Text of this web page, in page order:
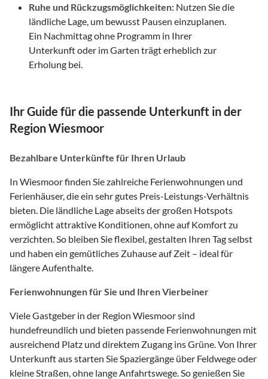
Ruhe und Rückzugsmöglichkeiten: Nutzen Sie die
ländliche Lage, um bewusst Pausen einzuplanen.
Ein Nachmittag ohne Programm in Ihrer
Unterkunft oder im Garten trägt erheblich zur
Erholung bei.
Ihr Guide für die passende Unterkunft in der
Region Wiesmoor
Bezahlbare Unterkünfte für Ihren Urlaub
In Wiesmoor finden Sie zahlreiche Ferienwohnungen und
Ferienhäuser, die ein sehr gutes Preis-Leistungs-Verhältnis
bieten. Die ländliche Lage abseits der großen Hotspots
ermöglicht attraktive Konditionen, ohne auf Komfort zu
verzichten. So bleiben Sie flexibel, gestalten Ihren Tag selbst
und haben ein gemütliches Zuhause auf Zeit – ideal für
längere Aufenthalte.
Ferienwohnungen für Sie und Ihren Vierbeiner
Viele Gastgeber in der Region Wiesmoor sind
hundefreundlich und bieten passende Ferienwohnungen mit
ausreichend Platz und direktem Zugang ins Grüne. Von Ihrer
Unterkunft aus starten Sie Spaziergänge über Feldwege oder
kleine Straßen, ohne lange Anfahrtswege. So genießen Sie